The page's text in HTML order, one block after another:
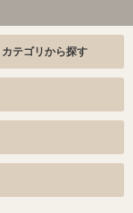
カテゴリから探す